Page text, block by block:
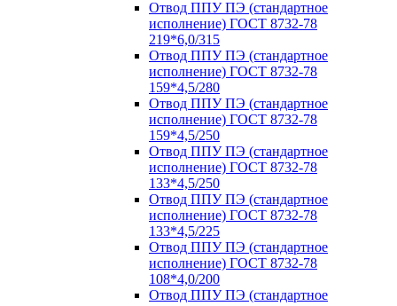
Отвод ППУ ПЭ (стандартное
исполнение) ГОСТ 8732-78
219*6,0/315
Отвод ППУ ПЭ (стандартное
исполнение) ГОСТ 8732-78
159*4,5/280
Отвод ППУ ПЭ (стандартное
исполнение) ГОСТ 8732-78
159*4,5/250
Отвод ППУ ПЭ (стандартное
исполнение) ГОСТ 8732-78
133*4,5/250
Отвод ППУ ПЭ (стандартное
исполнение) ГОСТ 8732-78
133*4,5/225
Отвод ППУ ПЭ (стандартное
исполнение) ГОСТ 8732-78
108*4,0/200
Отвод ППУ ПЭ (стандартное